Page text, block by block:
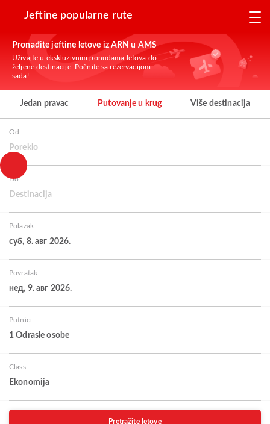
Jeftine popularne rute
Pronađite jeftine letove iz ARN u AMS
Uživajte u ekskluzivnim ponudama letova do
željene destinacije. Počnite sa rezervacijom
sada!
Jedan pravac Putovanje u krug Više destinacija
Od
Poreklo
Do
Destinacija
Polazak
суб, 8. авг 2026.
Povratak
нед, 9. авг 2026.
Putnici
1 Odrasle osobe
Class
Ekonomija
Pretražite letove